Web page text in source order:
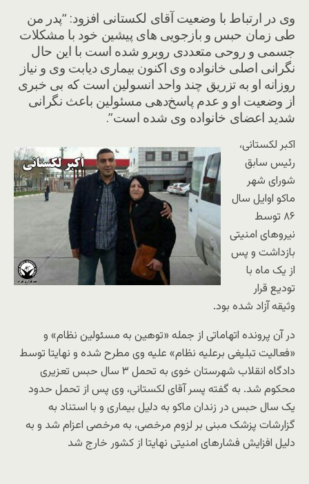
وی در ارتباط با وضعیت آقای لکستانی افزود: “پدر من
طی زمان حبس و بازجویی های پیشین خود با مشکلات
جسمی و روحی متعددی روبرو شده است با این حال
نگرانی اصلی خانواده وی اکنون بیماری دیابت وی و نیاز
روزانه او به تزریق چند واحد انسولین است که بی خبری
از وضعیت او و عدم پاسخ‌دهی مسئولین باعث نگرانی
شدید اعضای خانواده وی شده است”.
اکبر لکستانی،
رئیس سابق
شورای شهر
ماکو اوایل سال
۸۶ توسط
نیروهای امنیتی
بازداشت و پس
از یک ماه با
تودیع قرار
وثیقه آزاد شده بود.
در آن پرونده اتهاماتی از جمله «توهین به مسئولین نظام» و
«فعالیت تبلیغی برعلیه نظام» علیه وی مطرح شده و نهایتا توسط
دادگاه انقلاب شهرستان خوی به تحمل ۳ سال حبس تعزیری
محکوم شد. به گفته پسر آقای لکستانی، وی پس از تحمل حدود
یک سال حبس در زندان ماکو به دلیل بیماری و با استناد به
گزارشات پزشک مبنی بر لزوم مرخصی، به مرخصی اعزام شد و به
دلیل افزایش فشارهای امنیتی نهایتا از کشور خارج شد